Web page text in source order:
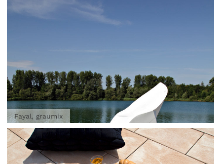
Fayal, graumix